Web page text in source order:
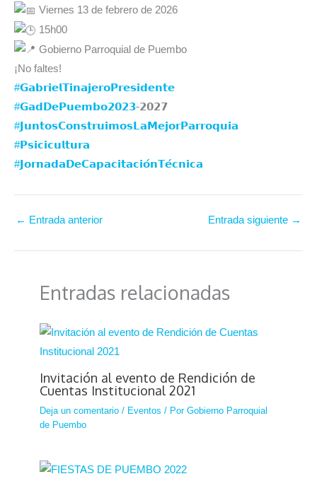
Viernes 13 de febrero de 2026
15h00
Gobierno Parroquial de Puembo
¡No faltes!
#𝗚𝗮𝗯𝗿𝗶𝗲𝗹𝗧𝗶𝗻𝗮𝗷𝗲𝗿𝗼𝗣𝗿𝗲𝘀𝗶𝗱𝗲𝗻𝘁𝗲
#𝗚𝗮𝗱𝗗𝗲𝗣𝘂𝗲𝗺𝗯𝗼𝟮𝟬𝟮𝟯-𝟮𝟬𝟮𝟳⁣⁣⁣⁣⁣
#𝗝𝘂𝗻𝘁𝗼𝘀𝗖𝗼𝗻𝘀𝘁𝗿𝘂𝗶𝗺𝗼𝘀𝗟𝗮𝗠𝗲𝗷𝗼𝗿𝗣𝗮𝗿𝗿𝗼𝗾𝘂𝗶𝗮
#𝗣𝘀𝗶𝗰𝗶𝗰𝘂𝗹𝘁𝘂𝗿𝗮
#𝗝𝗼𝗿𝗻𝗮𝗱𝗮𝗗𝗲𝗖𝗮𝗽𝗮𝗰𝗶𝘁𝗮𝗰𝗶𝗼́𝗻𝗧𝗲́𝗰𝗻𝗶𝗰𝗮
← Entrada anterior Entrada siguiente →
Entradas relacionadas
Invitación al evento de Rendición de
Cuentas Institucional 2021
Deja un comentario / Eventos / PorGobierno Parroquial
de Puembo